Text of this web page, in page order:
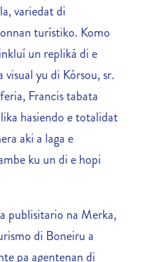
variedat di
turístiko. Komo
un repliká di e
yu di Kòrsou, sr.
Francis tabata
hasiendo e totalidat
aki a laga e
ku un di e hopi
publisitario na Merka,
di Boneiru a
pa agentenan di